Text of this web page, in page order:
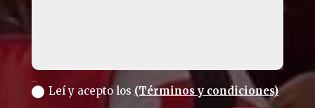
Leí y acepto los (Términos y condiciones)